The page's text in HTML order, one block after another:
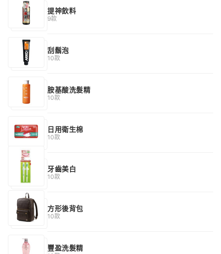
提神飲料
9款
刮鬍泡
10款
胺基酸洗髮精
10款
日用衛生棉
10款
牙齒美白
10款
方形後背包
10款
豐盈洗髮精